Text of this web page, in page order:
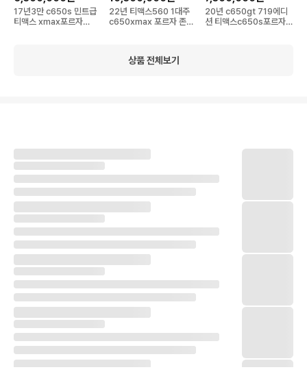
17년3만 c650s 민트급
티맥스 xmax포르자
22년 티맥스560 1대주
c650xmax 포르자 존테
20년 c650gt 719에디
션 티맥스c650s포르자
상품 전체보기